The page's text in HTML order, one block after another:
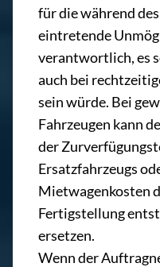
für die während
eintretende
verantwortlich, es
auch bei
sein würde. Bei
Fahrzeugen kann
der
Ersatzfahrzeugs
Mietwagenkosten
Fertigstellung
ersetzen.
Wenn der